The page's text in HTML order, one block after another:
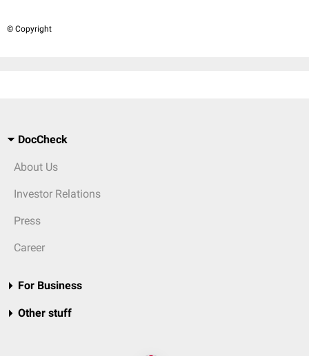
© Copyright
DocCheck
About Us
Investor Relations
Press
Career
For Business
Other stuff